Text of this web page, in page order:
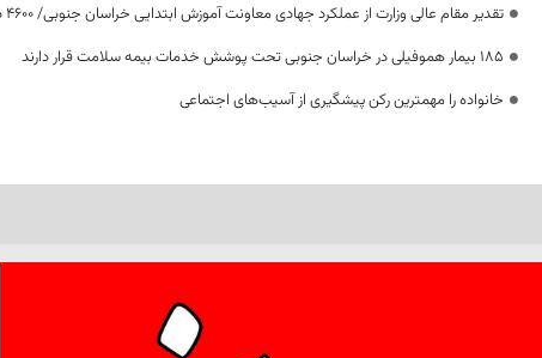
تقدیر مقام عالی وزارت از عملکرد جهادی معاونت آموزش ابتدایی خراسان جنوبی/ ۴۶۰۰ دانش‌آموز زیر چتر «طرح حامی»
۱۸۵ بیمار هموفیلی در خراسان جنوبی تحت پوشش خدمات بیمه سلامت قرار دارند
خانواده را مهمترین رکن پیشگیری از آسیب‌های اجتماعی